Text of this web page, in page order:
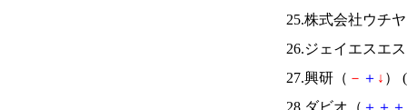
25.株式会社ウチ
26.ジェイエスエ
27.興研（ － ＋ ↓ ） (
28.ダビオ（ ＋ ＋ ＋